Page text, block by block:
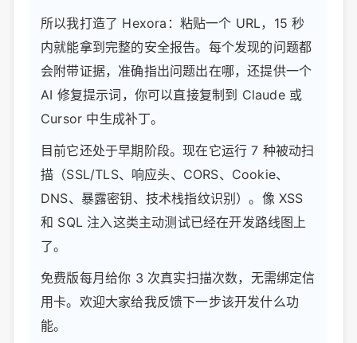
所以我打造了 Hexora：粘贴一个 URL，15 秒
内就能拿到完整的安全报告。每个发现的问题都
会附带证据，准确指出问题出在哪，还提供一个
AI 修复提示词，你可以直接复制到 Claude 或
Cursor 中生成补丁。
目前它还处于早期阶段。现在它运行 7 种被动扫
描（SSL/TLS、响应头、CORS、Cookie、
DNS、暴露密钥、技术栈指纹识别）。像 XSS
和 SQL 注入这类主动测试已经在开发路线图上
了。
免费版每月给你 3 次真实扫描次数，无需绑定信
用卡。欢迎大家给我反馈下一步该开发什么功
能。